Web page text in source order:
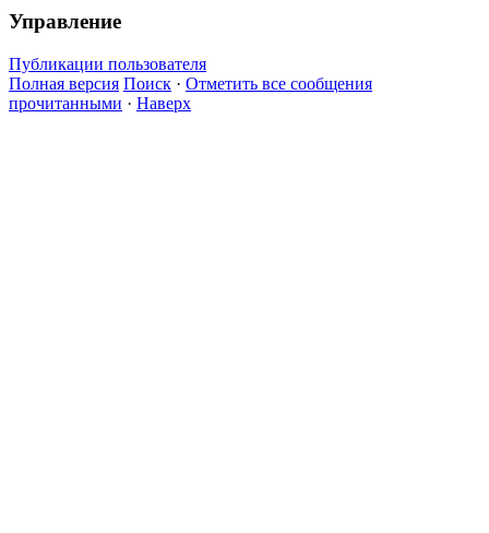
Управление
Публикации пользователя
Полная версия Поиск · Отметить все сообщения
прочитанными · Наверх